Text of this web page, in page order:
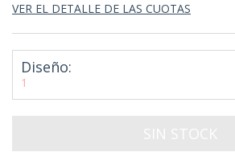
VER EL DETALLE DE LAS CUOTAS
Diseño:
1